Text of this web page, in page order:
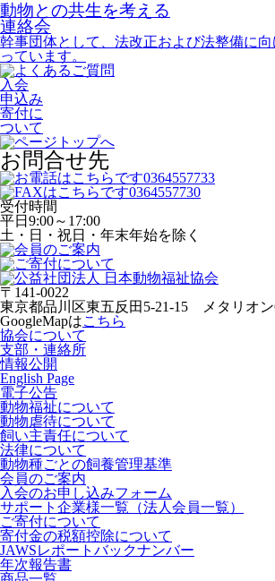
動物との共生を考える
連絡会
幹事団体として、法改正および法整備に
っています。
入会
申込み
寄付に
ついて
お問合せ先
受付時間
平日 9:00～17:00
土・日・祝日・年末年始を除く
〒141-0022
東京都品川区東五反田5-21-15 メタリオン
GoogleMapはこちら
協会について
支部・連絡所
情報公開
English Page
電子公告
動物福祉について
動物虐待について
飼い主責任について
法律について
動物種ごとの飼養管理基準
会員のご案内
入会のお申し込みフォーム
サポート企業様一覧（法人会員一覧）
ご寄付について
寄付金の税額控除について
JAWSレポートバックナンバー
年次報告書